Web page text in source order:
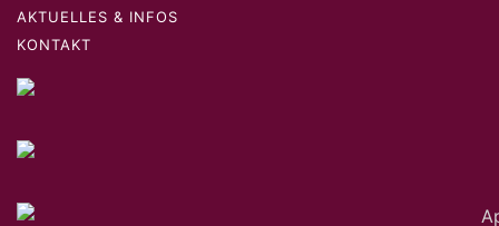
AKTUELLES & INFOS
KONTAKT